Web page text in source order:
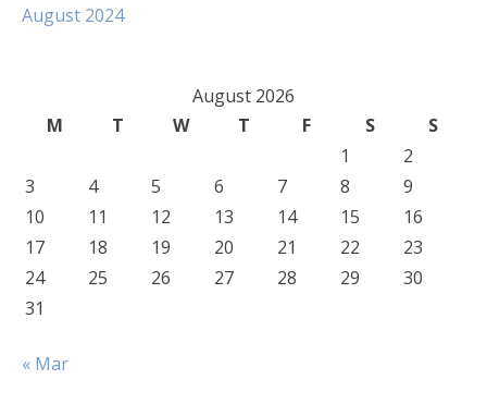
August 2024
August 2026
M
T W T F S
S
1
2
3
4 5 6 7 8
9
10
11 12 13 14 15
16
17
18 19 20 21 22
23
24
25 26 27 28 29
30
31
« Mar